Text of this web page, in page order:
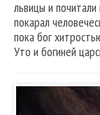
львицы и
покарал
пока бог
Уто и богиней